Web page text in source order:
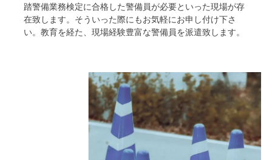
踏警備業務検定に合格した警備員が必要といった現場が存
在致します。そういった際にもお気軽にお申し付け下さ
い。教育を経た、現場経験豊富な警備員を派遣致します。